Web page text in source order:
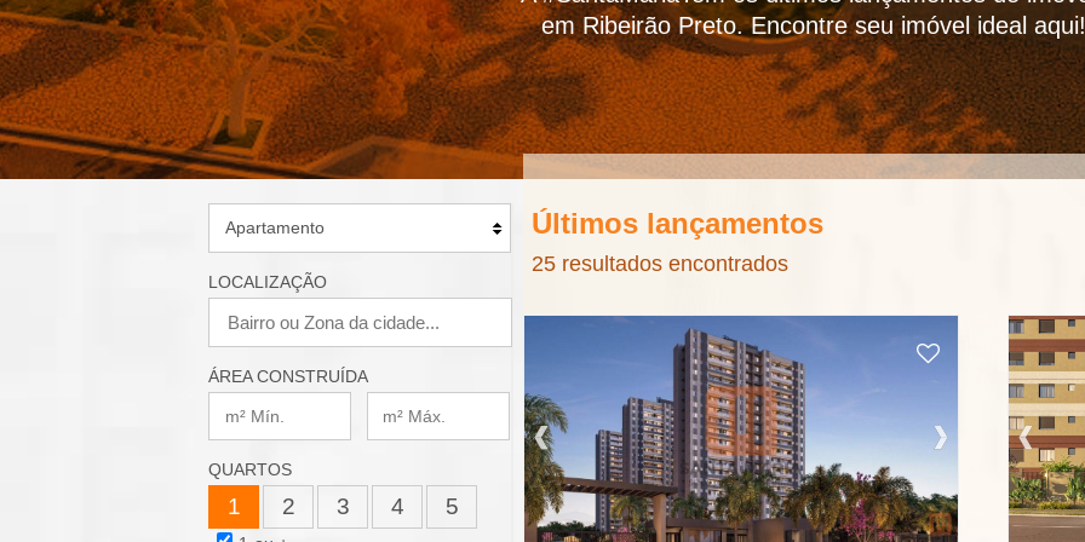
A
-
I
a
l
em Ribeirão Preto. Encontre seu imóvel ideal aqui!
LOCALIZAÇÃO
ÁREA CONSTRUÍDA
QUARTOS
1 2 3 4 5
Últimos lançamentos
25 resultados encontrados